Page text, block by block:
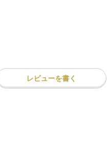
レビューを書く